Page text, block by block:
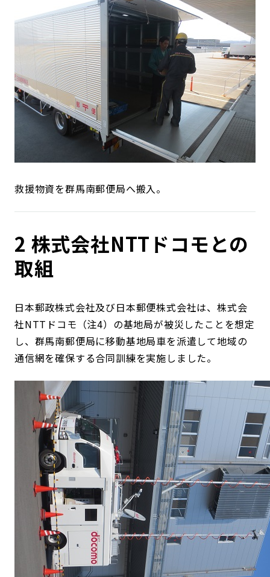
救援物資を群馬南郵便局へ搬入。
2 株式会社NTTドコモとの
取組
日本郵政株式会社及び日本郵便株式会社は、株式会
社NTTドコモ（注4）の基地局が被災したことを想定
し、群馬南郵便局に移動基地局車を派遣して地域の
通信網を確保する合同訓練を実施しました。